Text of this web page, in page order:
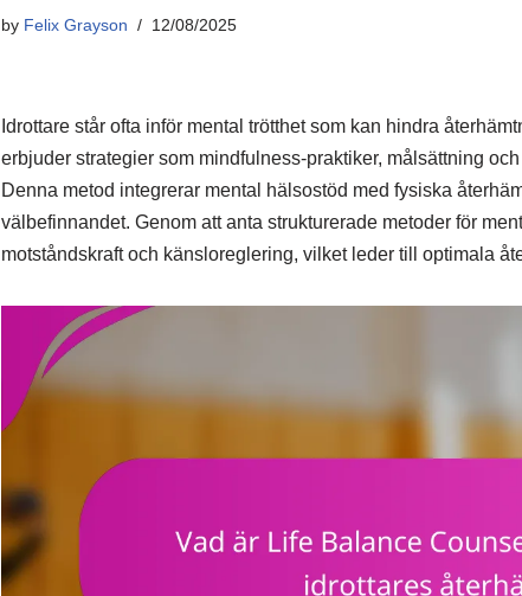
by Felix Grayson 12/08/2025
Idrottare står ofta inför mental trötthet som kan hindra
erbjuder strategier som mindfulness-praktiker, målsättning
Denna metod integrerar mental hälsostöd med fysiska
välbefinnandet. Genom att anta strukturerade metoder för
motståndskraft och känsloreglering, vilket leder till optimala